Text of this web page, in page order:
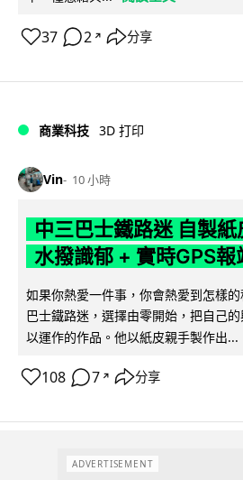
37 2 ↗ 分享
商業科技 3D 打印
Vin 10 小時
中三巴士鐵路迷 自製
水撥識郁 + 實時GPS報
如果你熱愛一件事，你會熱愛到怎樣
巴士鐵路迷，選擇由零開始，把自己
以運作的作品。他以紙皮親手製作出...
108 7 ↗ 分享
ADVERTISEMENT